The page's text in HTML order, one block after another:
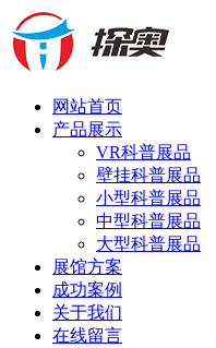
网站首页
产品展示
VR科普展品
壁挂科普展品
小型科普展品
中型科普展品
大型科普展品
展馆方案
成功案例
关于我们
在线留言